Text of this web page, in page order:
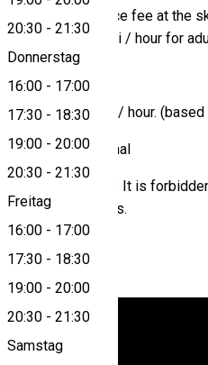
20:30 - 21:30
Donnerstag
16:00 - 17:00
17:30 - 18:30
19:00 - 20:00
20:30 - 21:30
Freitag
16:00 - 17:00
17:30 - 18:30
19:00 - 20:00
20:30 - 21:30
Samstag
Price: The entrance fee at the
children and 10 lei / hour for
Skating hire: 5 lei / hour. (based
Facilities: Nocturnal
Other information: It is
with speed skates.
Video